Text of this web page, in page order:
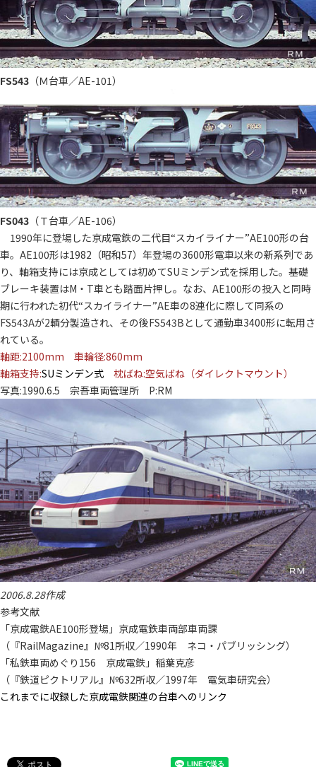
FS543 （Ｍ台車／AE-101）
FS043 （Ｔ台車／AE-106）
1990年に登場した京成電鉄の二代目“スカイライナー”AE100形の台
車。AE100形は1982（昭和57）年登場の3600形電車以来の新系列であ
り、軸箱支持には京成としては初めてSUミンデン式を採用した。基礎
ブレーキ装置はM・T車とも踏面片押し。なお、AE100形の投入と同時
期に行われた初代“スカイライナー”AE車の8連化に際して同系の
FS543Aが2輌分製造され、その後FS543Bとして通勤車3400形に転用さ
れている。
軸距:2100mm 車輪径:860mm
軸箱支持:SUミンデン式 枕ばね:空気ばね（ダイレクトマウント）
写真:1990.6.5 宗吾車両管理所 P:RM
2006.8.28作成
参考文献
「京成電鉄AE100形登場」京成電鉄車両部車両課
（『RailMagazine』№81所収／1990年 ネコ・パブリッシング）
「私鉄車両めぐり156 京成電鉄」稲葉克彦
（『鉄道ピクトリアル』№632所収／1997年 電気車研究会）
これまでに収録した京成電鉄関連の台車へのリンク